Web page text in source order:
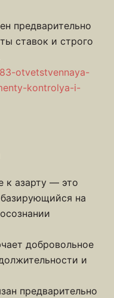
предварительно
ставок и строго
otvetstvennaya-
kontrolya-i-
к азарту — это
базирующийся на
добровольное
и
предварительно